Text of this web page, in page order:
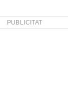
PUBLICITAT